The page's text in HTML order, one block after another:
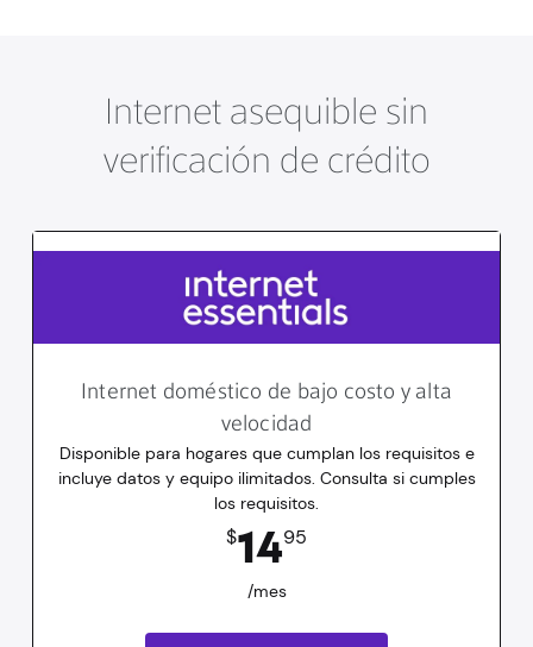
Internet asequible sin
verificación de crédito
Internet doméstico de bajo costo y alta
velocidad
Disponible para hogares que cumplan los requisitos e
incluye datos y equipo ilimitados. Consulta si cumples
los requisitos.
$1495
/mes